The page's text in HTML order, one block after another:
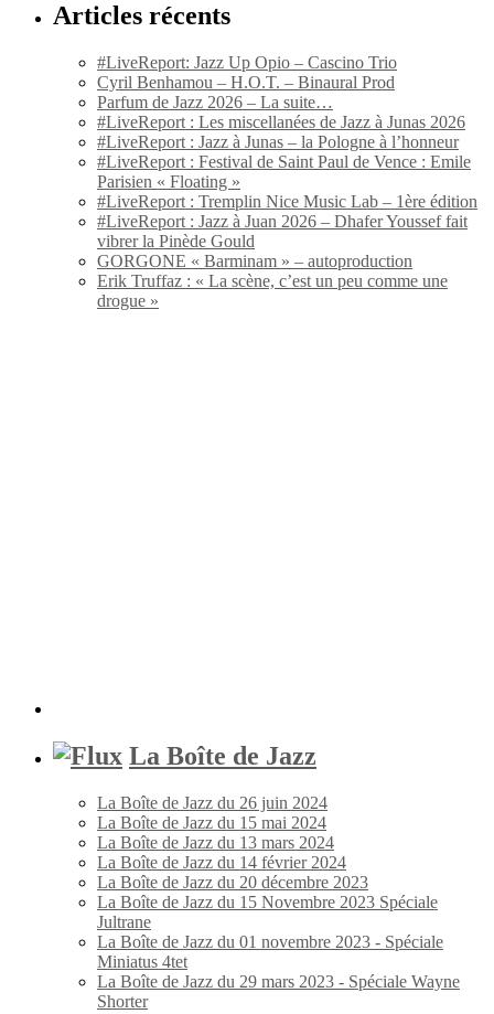
Articles récents
#LiveReport: Jazz Up Opio – Cascino Trio
Cyril Benhamou – H.O.T. – Binaural Prod
Parfum de Jazz 2026 – La suite…
#LiveReport : Les miscellanées de Jazz à Junas 2026
#LiveReport : Jazz à Junas – la Pologne à l’honneur
#LiveReport : Festival de Saint Paul de Vence : Emile
Parisien « Floating »
#LiveReport : Tremplin Nice Music Lab – 1ère édition
#LiveReport : Jazz à Juan 2026 – Dhafer Youssef fait
vibrer la Pinède Gould
GORGONE « Barminam » – autoproduction
Erik Truffaz : « La scène, c’est un peu comme une
drogue »
La Boîte de Jazz
La Boîte de Jazz du 26 juin 2024
La Boîte de Jazz du 15 mai 2024
La Boîte de Jazz du 13 mars 2024
La Boîte de Jazz du 14 février 2024
La Boîte de Jazz du 20 décembre 2023
La Boîte de Jazz du 15 Novembre 2023 Spéciale
Jultrane
La Boîte de Jazz du 01 novembre 2023 - Spéciale
Miniatus 4tet
La Boîte de Jazz du 29 mars 2023 - Spéciale Wayne
Shorter